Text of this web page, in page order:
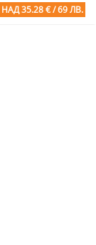
НАД 35.28 € / 69 ЛВ.